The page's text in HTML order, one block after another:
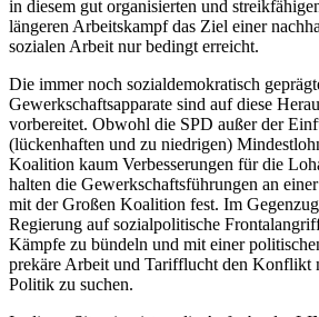
in diesem gut organisierten und
längeren Arbeitskampf das Ziel einer
sozialen Arbeit nur bedingt erreicht.
Die immer noch sozialdemokratisch
Gewerkschaftsapparate sind auf diese
vorbereitet. Obwohl die SPD außer der
(lückenhaften und zu niedrigen)
Koalition kaum Verbesserungen für die
halten die Gewerkschaftsführungen an
mit der Großen Koalition fest. Im
Regierung auf sozialpolitische
Kämpfe zu bündeln und mit einer
prekäre Arbeit und Tarifflucht den Konflikt
Politik zu suchen.